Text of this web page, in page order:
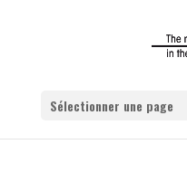
Sélectionner une page